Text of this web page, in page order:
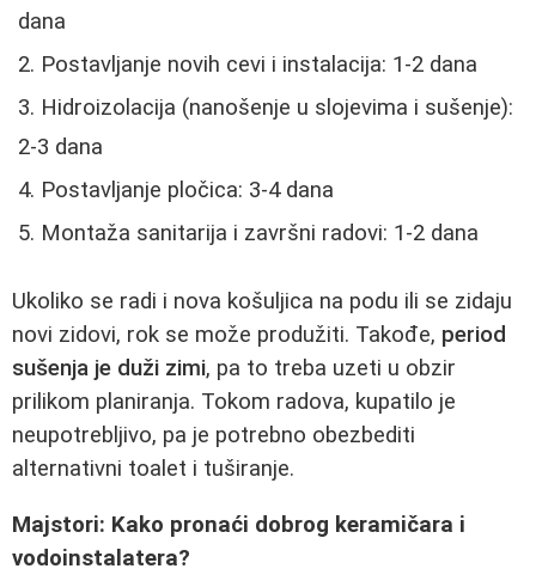
dana
Postavljanje novih cevi i instalacija: 1-2 dana
Hidroizolacija (nanošenje u slojevima i sušenje):
2-3 dana
Postavljanje pločica: 3-4 dana
Montaža sanitarija i završni radovi: 1-2 dana
Ukoliko se radi i nova košuljica na podu ili se zidaju
novi zidovi, rok se može produžiti. Takođe, period
sušenja je duži zimi, pa to treba uzeti u obzir
prilikom planiranja. Tokom radova, kupatilo je
neupotrebljivo, pa je potrebno obezbediti
alternativni toalet i tuširanje.
Majstori: Kako pronaći dobrog keramičara i
vodoinstalatera?